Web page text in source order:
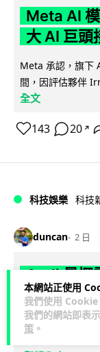
本網站正使用
我們使用
我們的網站即表
策 。
Meta AI
大 AI 巨頭
Meta 承認，旗下
間，因評估夥伴
全文
143 20 ↗
科技娛樂 科技
duncan 2 日
Audi 最慳
彩造型曝
Audi 呢部新車，
至0.24，每百公